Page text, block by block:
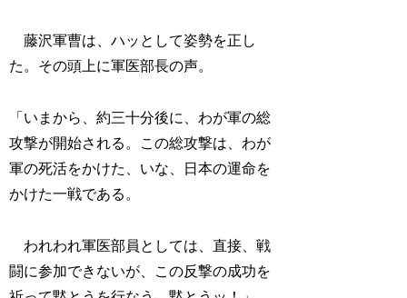
藤沢軍曹は、ハッとして姿勢を正し
た。その頭上に軍医部長の声。
「いまから、約三十分後に、わが軍の総
攻撃が開始される。この総攻撃は、わが
軍の死活をかけた、いな、日本の運命を
かけた一戦である。
われわれ軍医部員としては、直接、戦
闘に参加できないが、この反撃の成功を